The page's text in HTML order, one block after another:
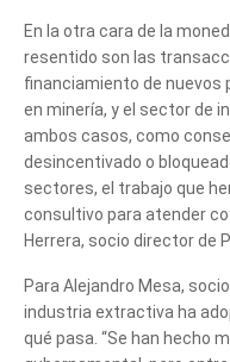
En la otra cara de la
resentido son las
financiamiento de nuevos
en minería, y el sector de
ambos casos, como
desincentivado o
sectores, el trabajo que
consultivo para atender
Herrera, socio director de
Para Alejandro Mesa,
industria extractiva ha
qué pasa. “Se han hecho